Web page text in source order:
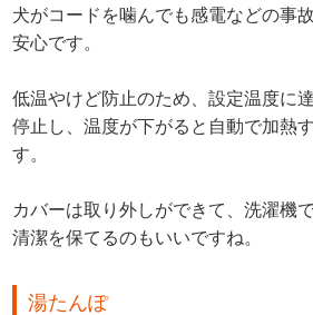
犬がコードを噛んでも感電などの事
安心です。
低温やけど防止のため、設定温度に
停止し、温度が下がると自動で加熱
す。
カバーは取り外しができて、洗濯機
清潔を保てるのもいいですね。
湯たんぽ